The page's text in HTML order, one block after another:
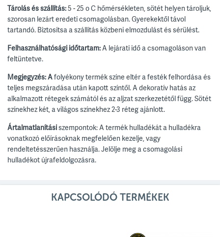
Tárolás és szállítás:5 - 25 oC hőmérsékleten, sötét helyen tároljuk,
szorosan lezárt eredeti csomagolásban.Gyerekektől távol
tartandó. Biztosítsa a szállítás közbeni elmozdulást és sérülést.
Felhasználhatósági időtartam:A lejárati idő a csomagoláson van
feltüntetve.
Megjegyzés: Afolyékony termék színe eltér a festék felhordása és
teljes megszáradása után kapott színtől.A dekoratív hatás az
alkalmazott rétegek számától és az aljzat szerkezetétől függ.Sötét
színekhez két, a világos színekhez 2-3 réteg ajánlott.
Ártalmatlanításiszempontok: A termék hulladékát a hulladékra
vonatkozó előírásoknak megfelelően kezelje, vagy
rendeltetésszerűen használja.Jelölje meg a csomagolási
hulladékot újrafeldolgozásra.
KAPCSOLÓDÓ TERMÉKEK